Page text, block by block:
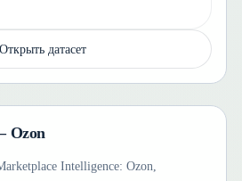
Открыть датасет
Ozon
Intelligence: Ozon,